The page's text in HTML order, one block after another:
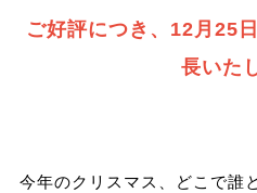
ご好評につき、12月25
長いた
今年のクリスマス、どこで誰